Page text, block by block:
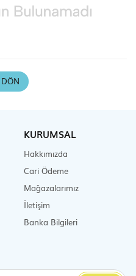
KURUMSAL
Hakkımızda
Cari Ödeme
Mağazalarımız
İletişim
Banka Bilgileri